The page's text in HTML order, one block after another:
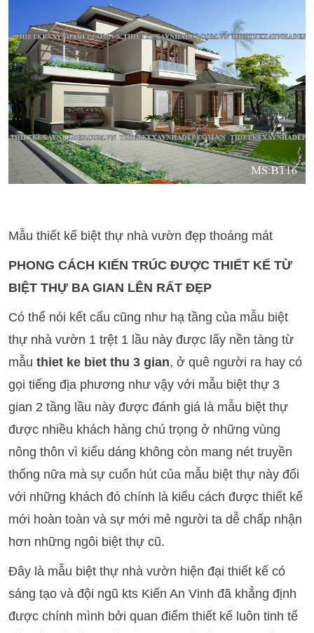
Mẫu thiết kế biệt thự nhà vườn đẹp thoáng mát
PHONG CÁCH KIẾN TRÚC ĐƯỢC THIẾT KẾ TỪ
BIỆT THỰ BA GIAN LÊN RẤT ĐẸP
Có thể nói kết cấu cũng như hạ tầng của mẫu biệt
thự nhà vườn 1 trệt 1 lầu này được lấy nền tàng từ
mẫu thiet ke biet thu 3 gian, ở quê người ra hay có
gọi tiếng địa phương như vậy với mẫu biệt thự 3
gian 2 tầng lầu này được đánh giá là mẫu biệt thự
được nhiều khách hàng chú trọng ở những vùng
nông thôn vì kiểu dáng không còn mang nét truyền
thống nữa mà sự cuốn hút của mẫu biệt thự này đối
với những khách đó chính là kiểu cách được thiết kế
mới hoàn toàn và sự mới mẻ người ta dễ chấp nhận
hơn những ngôi biệt thự cũ.
Đây là mẫu biệt thự nhà vườn hiện đại thiết kế có
sáng tạo và đội ngũ kts Kiến An Vinh đã khẳng định
được chính mình bởi quan điểm thiết kế luôn tinh tế